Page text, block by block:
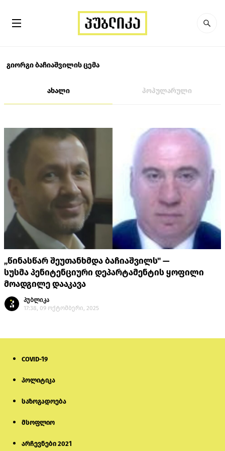
გიორგი ბაჩიაშვილის ცემა
ახალი პოპულარული
„წინასწარ შეუთანხმდა ბაჩიაშვილს" —
სუსმა პენიტენციური დეპარტამენტის ყოფილი
მოადგილე დააკავა
პუბლიკა
17:38, 09 ოქტომბერი, 2025
COVID-19
პოლიტიკა
საზოგადოება
მსოფლიო
არჩევნები 2021